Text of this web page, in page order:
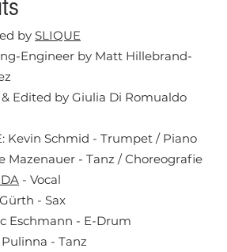
by SLIQUE
Engineer by Matt Hillebrand-
Edited by Giulia Di Romualdo
Kevin Schmid - Trumpet / Piano
Mazenauer - Tanz / Choreografie
- Vocal
- Sax
Eschmann - E-Drum
- Tanz